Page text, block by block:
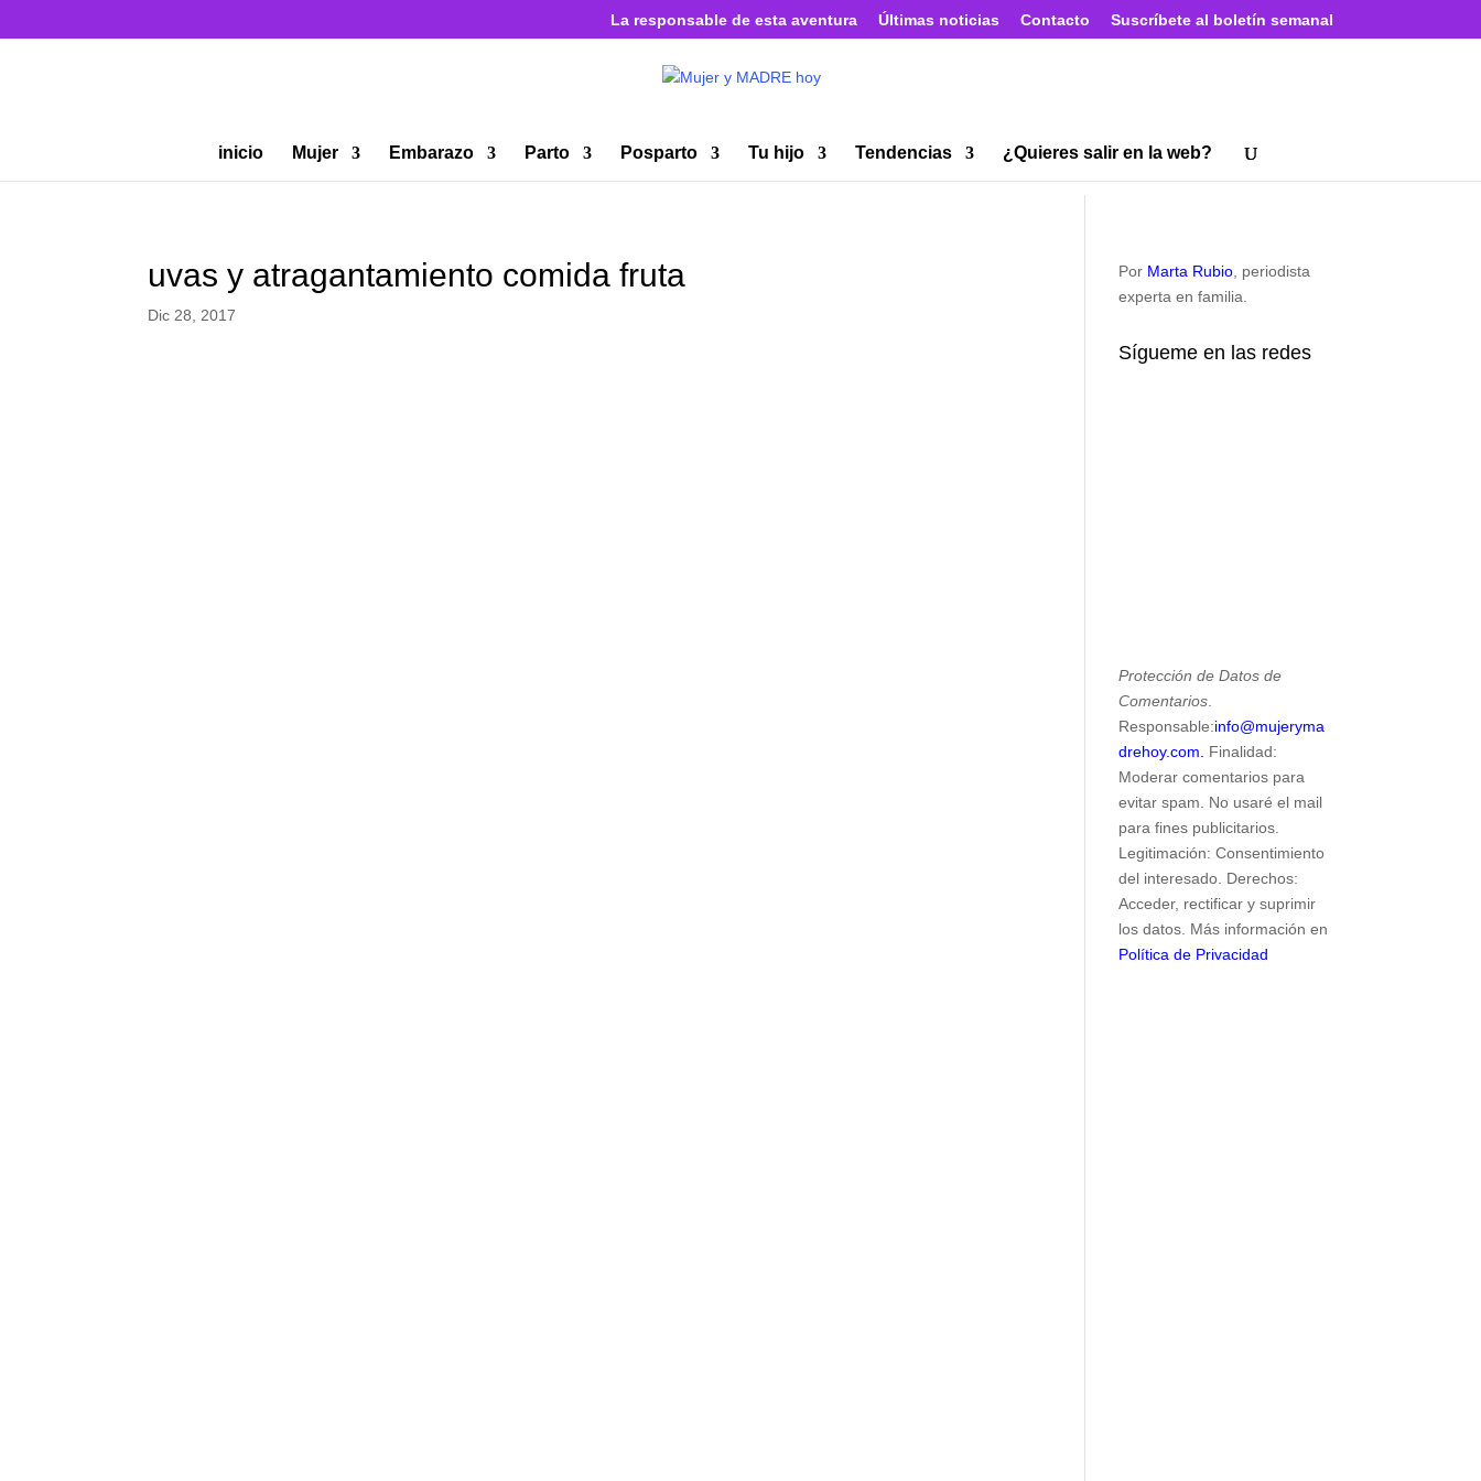
La responsable de esta aventura Últimas noticias Contacto Suscríbete al boletín semanal
inicio Mujer Embarazo Parto Posparto Tu hijo Tendencias ¿Quieres salir en la web?
uvas y atragantamiento comida fruta
Dic 28, 2017
Por Marta Rubio , periodista
experta en familia.
Sígueme en las redes
Protección de Datos de
Comentarios
Responsable:info@mujeryma
drehoy.com.
Finalidad:
Moderar comentarios para
evitar spam. No usaré el mail
para fines publicitarios.
Legitimación: Consentimiento
del interesado. Derechos:
Acceder, rectificar y suprimir
los datos. Más información en
Política de Privacidad